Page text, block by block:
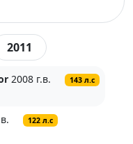
2011
2008 г.в. 143 л.с
122 л.с